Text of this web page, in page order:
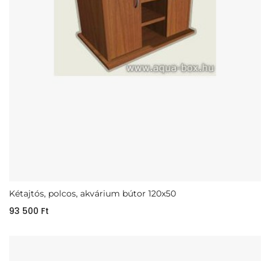
Kétajtós, polcos, akvárium bútor 120x50
93 500 Ft